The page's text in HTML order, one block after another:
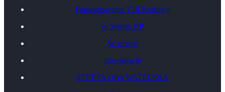
Podsumowanie VIII Kadencji
w Sejmie RP
W terenie
Interpelacje
STREFA OBYWATELSKA